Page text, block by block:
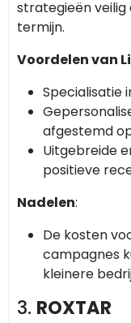
strategieën veilig
termijn.
Voordelen van
Specialisatie
afgestemd
Uitgebreide
positieve
Nadelen:
De kosten
campagnes
kleinere
3. ROXTAR